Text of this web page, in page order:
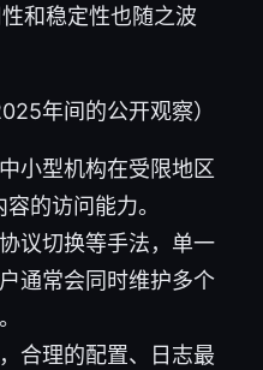
和稳定性也随之波
年间的公开观察）
小型机构在受限地区
的访问能力。
议切换等手法，单一
通常会同时维护多个
合理的配置、日志最